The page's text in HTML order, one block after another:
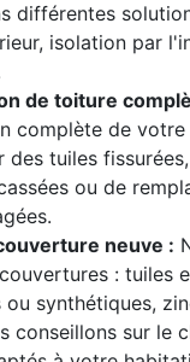
différentes
isolation par
de toiture
complète de
des tuiles
ou de
neuve :
: tuiles
ou synthétiques,
conseillons sur le